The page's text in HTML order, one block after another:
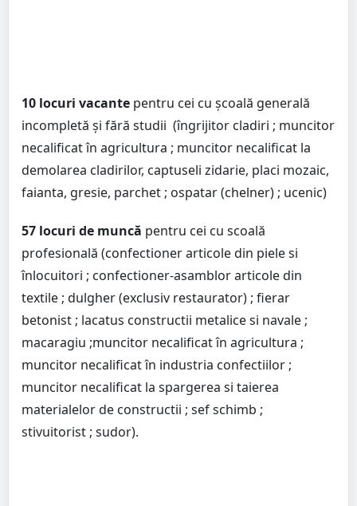
10 locuri vacante pentru cei cu școală generală
incompletă și fără studii (îngrijitor cladiri ; muncitor
necalificat în agricultura ; muncitor necalificat la
demolarea cladirilor, captuseli zidarie, placi mozaic,
faianta, gresie, parchet ; ospatar (chelner) ; ucenic)
57 locuri de muncă pentru cei cu scoală
profesională (confectioner articole din piele si
înlocuitori ; confectioner-asamblor articole din
textile ; dulgher (exclusiv restaurator) ; fierar
betonist ; lacatus constructii metalice si navale ;
macaragiu ;muncitor necalificat în agricultura ;
muncitor necalificat în industria confectiilor ;
muncitor necalificat la spargerea si taierea
materialelor de constructii ; sef schimb ;
stivuitorist ; sudor).